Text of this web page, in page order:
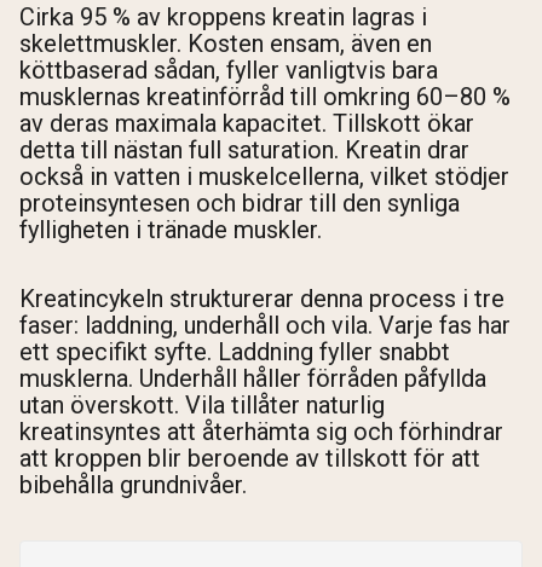
Cirka 95 % av kroppens kreatin lagras i
skelettmuskler. Kosten ensam, även en
köttbaserad sådan, fyller vanligtvis bara
musklernas kreatinförråd till omkring 60–80 %
av deras maximala kapacitet. Tillskott ökar
detta till nästan full saturation. Kreatin drar
också in vatten i muskelcellerna, vilket stödjer
proteinsyntesen och bidrar till den synliga
fylligheten i tränade muskler.
Kreatincykeln strukturerar denna process i tre
faser: laddning, underhåll och vila. Varje fas har
ett specifikt syfte. Laddning fyller snabbt
musklerna. Underhåll håller förråden påfyllda
utan överskott. Vila tillåter naturlig
kreatinsyntes att återhämta sig och förhindrar
att kroppen blir beroende av tillskott för att
bibehålla grundnivåer.